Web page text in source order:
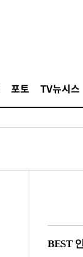
포토 TV뉴시스